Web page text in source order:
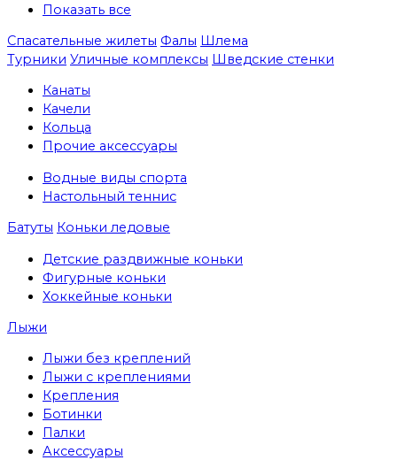
Показать все
Спасательные жилеты Фалы Шлема
Турники Уличные комплексы Шведские стенки
Канаты
Качели
Кольца
Прочие аксессуары
Водные виды спорта
Настольный теннис
Батуты Коньки ледовые
Детские раздвижные коньки
Фигурные коньки
Хоккейные коньки
Лыжи
Лыжи без креплений
Лыжи с креплениями
Крепления
Ботинки
Палки
Аксессуары